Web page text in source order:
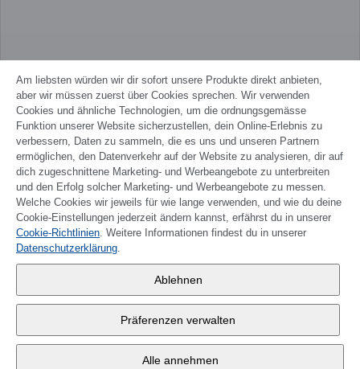
FRANÇAIS
Fabrikstrasse 10, 3176 Neuenegg
Mo - Fr 9:00 - 12:00 Uhr
Am liebsten würden wir dir sofort unsere Produkte direkt anbieten,
aber wir müssen zuerst über Cookies sprechen. Wir verwenden
Cookies und ähnliche Technologien, um die ordnungsgemässe
Funktion unserer Website sicherzustellen, dein Online-Erlebnis zu
verbessern, Daten zu sammeln, die es uns und unseren Partnern
ermöglichen, den Datenverkehr auf der Website zu analysieren, dir auf
dich zugeschnittene Marketing- und Werbeangebote zu unterbreiten
und den Erfolg solcher Marketing- und Werbeangebote zu messen.
Welche Cookies wir jeweils für wie lange verwenden, und wie du deine
Cookie-Einstellungen jederzeit ändern kannst, erfährst du in unserer
Cookie-Richtlinien. Weitere Informationen findest du in unserer
Datenschutzerklärung.
Ablehnen
Präferenzen verwalten
Alle annehmen